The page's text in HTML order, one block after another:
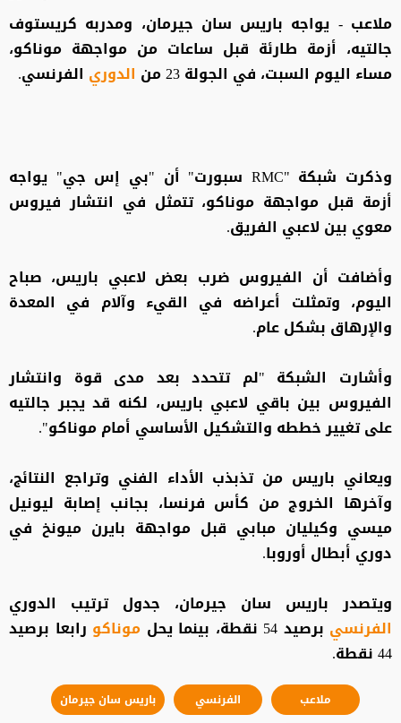
ملاعب - يواجه باريس سان جيرمان، ومدربه كريستوف
جالتيه، أزمة طارئة قبل ساعات من مواجهة موناكو،
مساء اليوم السبت، في الجولة 23 من
الدوري الفرنسي.
وذكرت شبكة "RMC سبورت" أن "بي إس جي" يواجه
أزمة قبل مواجهة موناكو، تتمثل في انتشار فيروس
معوي بين لاعبي الفريق.
وأضافت أن الفيروس ضرب بعض لاعبي باريس، صباح
اليوم، وتمثلت أعراضه في القيء وآلام في المعدة
والإرهاق بشكل عام.
وأشارت الشبكة "لم تتحدد بعد مدى قوة وانتشار
الفيروس بين باقي لاعبي باريس، لكنه قد يجبر جالتيه
على تغيير خططه والتشكيل الأساسي أمام موناكو".
ويعاني باريس من تذبذب الأداء الفني وتراجع النتائج،
وآخرها الخروج من كأس فرنسا، بجانب إصابة ليونيل
ميسي وكيليان مبابي قبل مواجهة بايرن ميونخ في
دوري أبطال أوروبا.
ويتصدر باريس سان جيرمان، جدول ترتيب الدوري
الفرنسي برصيد 54 نقطة، بينما يحل موناكو رابعا برصيد
44 نقطة.
ملاعب الفرنسي
باريس سان جيرمان